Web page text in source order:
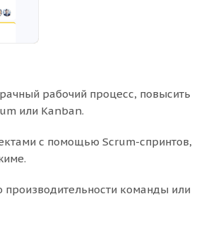
рабочий процесс, повысить
или Kanban.
с помощью Scrum-спринтов,
производительности команды или